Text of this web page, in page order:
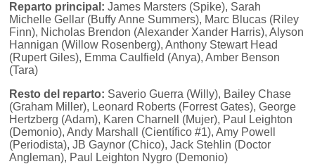
Reparto principal: James Marsters (Spike), Sarah
Michelle Gellar (Buffy Anne Summers), Marc Blucas (Riley
Finn), Nicholas Brendon (Alexander Xander Harris), Alyson
Hannigan (Willow Rosenberg), Anthony Stewart Head
(Rupert Giles), Emma Caulfield (Anya), Amber Benson
(Tara)
Resto del reparto: Saverio Guerra (Willy), Bailey Chase
(Graham Miller), Leonard Roberts (Forrest Gates), George
Hertzberg (Adam), Karen Charnell (Mujer), Paul Leighton
(Demonio), Andy Marshall (Científico #1), Amy Powell
(Periodista), JB Gaynor (Chico), Jack Stehlin (Doctor
Angleman), Paul Leighton Nygro (Demonio)